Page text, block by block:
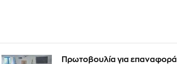
Πρωτοβουλία για επαναφορά